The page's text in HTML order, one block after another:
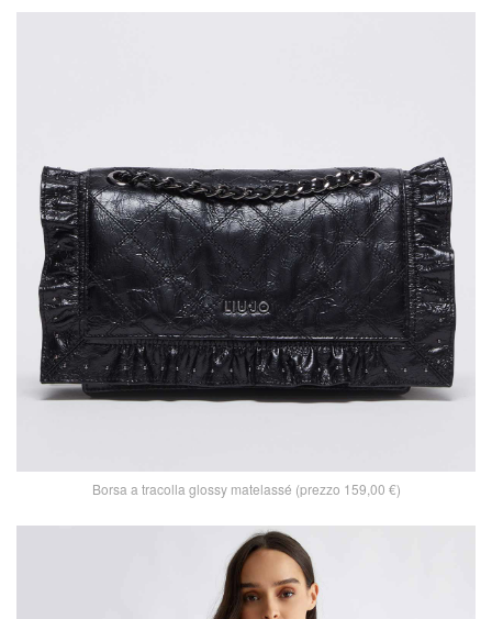
Borsa a tracolla glossy matelassé (prezzo 159,00 €)